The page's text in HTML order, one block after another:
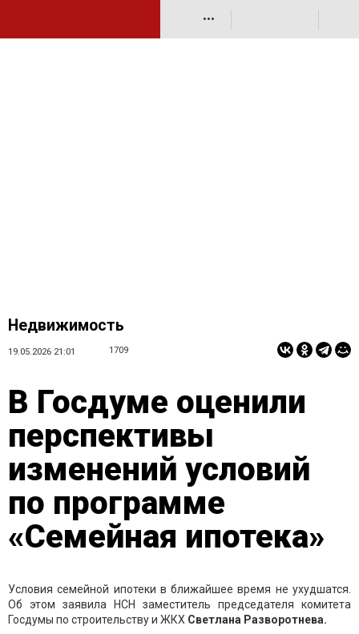
•••
Недвижимость
19.05.2026 21:01 1709
В Госдуме оценили
перспективы
изменений условий
по программе
«Семейная ипотека»
Условия семейной ипотеки в ближайшее время не ухудшатся.
Об этом заявила НСН заместитель председателя комитета
Госдумы по строительству и ЖКХ Светлана Разворотнева.